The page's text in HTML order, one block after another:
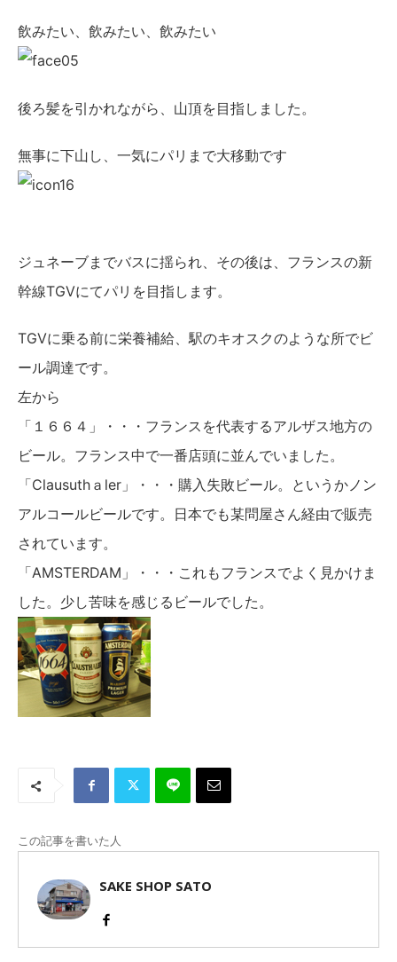
飲みたい、飲みたい、飲みたい
後ろ髪を引かれながら、山頂を目指しました。
無事に下山し、一気にパリまで大移動です
ジュネーブまでバスに揺られ、その後は、フランスの新
幹線TGVにてパリを目指します。
TGVに乗る前に栄養補給、駅のキオスクのような所でビ
ール調達です。
左から
「１６６４」・・・フランスを代表するアルザス地方の
ビール。フランス中で一番店頭に並んでいました。
「Clausuthａler」・・・購入失敗ビール。というかノン
アルコールビールです。日本でも某問屋さん経由で販売
されています。
「AMSTERDAM」・・・これもフランスでよく見かけま
した。少し苦味を感じるビールでした。
この記事を書いた人
SAKE SHOP SATO